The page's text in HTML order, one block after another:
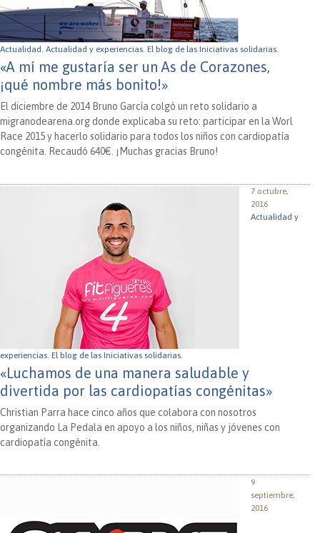
Actualidad. Actualidad y experiencias. El blog de las Iniciativas solidarias.
«A mí me gustaría ser un As de Corazones,
¡qué nombre más bonito!»
El diciembre de 2014 Bruno García colgó un reto solidario a
migranodearena.org donde explicaba su reto: participar en la Worl
Race 2015 y hacerlo solidario para todos los niños con cardiopatía
congénita. Recaudó 640€. ¡Muchas gracias Bruno!
7 octubre,
2016
Actualidad y
experiencias. El blog de las Iniciativas solidarias.
«Luchamos de una manera saludable y
divertida por las cardiopatías congénitas»
Christian Parra hace cinco años que colabora con nosotros
organizando La Pedala en apoyo a los niños, niñas y jóvenes con
cardiopatía congénita.
9
septiembre,
2016